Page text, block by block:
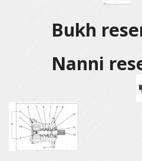
Bukh
Nanni